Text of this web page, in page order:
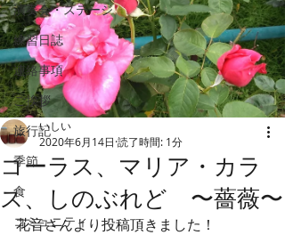
演奏会・ステージ
練習日誌
連絡事項
ご挨拶
旅行記
季節
食
コミュニティ
コーラス、マリア・カラ
ス、しのぶれど 〜薔薇〜
いしい
2020年6月14日 読了時間: 1分
花音さんより投稿頂きました！